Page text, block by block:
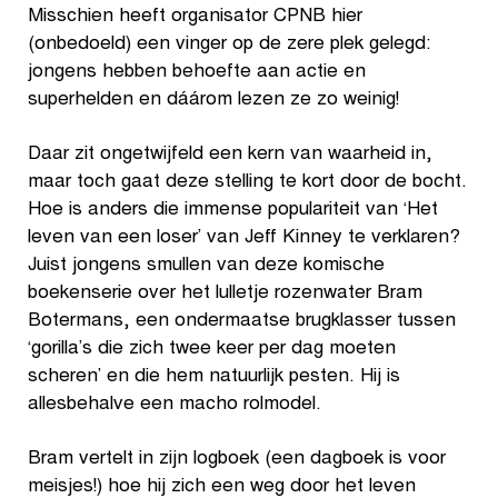
Misschien heeft organisator CPNB hier
(onbedoeld) een vinger op de zere plek gelegd:
jongens hebben behoefte aan actie en
superhelden en dáárom lezen ze zo weinig!
Daar zit ongetwijfeld een kern van waarheid in,
maar toch gaat deze stelling te kort door de bocht.
Hoe is anders die immense populariteit van ‘Het
leven van een loser’ van Jeff Kinney te verklaren?
Juist jongens smullen van deze komische
boekenserie over het lulletje rozenwater Bram
Botermans, een ondermaatse brugklasser tussen
‘gorilla’s die zich twee keer per dag moeten
scheren’ en die hem natuurlijk pesten. Hij is
allesbehalve een macho rolmodel.
Bram vertelt in zijn logboek (een dagboek is voor
meisjes!) hoe hij zich een weg door het leven